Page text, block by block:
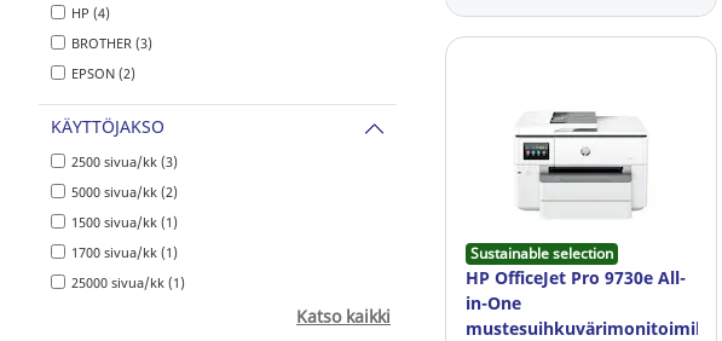
HP (4)
BROTHER (3)
EPSON (2)
KÄYTTÖJAKSO
2500 sivua/kk (3)
5000 sivua/kk (2)
1500 sivua/kk (1)
1700 sivua/kk (1)
25000 sivua/kk (1)
Katso kaikki
Sustainable selection
HP OfficeJet Pro 9730e All-
in-One
mustesuihkuvärimonitoimilaite